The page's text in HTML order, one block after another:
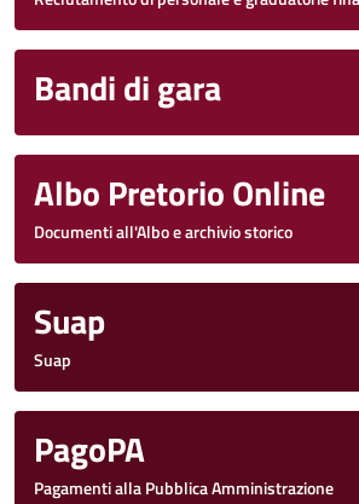
Bandi di gara
Albo Pretorio Online
Documenti all'Albo e archivio storico
Suap
Suap
PagoPA
Pagamenti alla Pubblica Amministrazione